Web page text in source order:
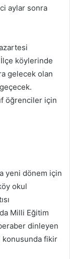
aylar sonra
köylerinde
gelecek olan
öğrenciler için
yeni dönem için
okul
Milli Eğitim
beraber dinleyen
konusunda fikir